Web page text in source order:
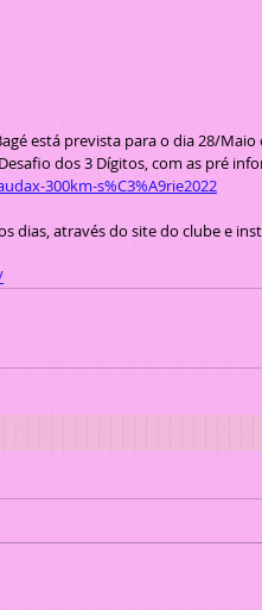
dos 3 Dígitos, com as pré
300km-s%C3%A9rie2022
através do site do clube e